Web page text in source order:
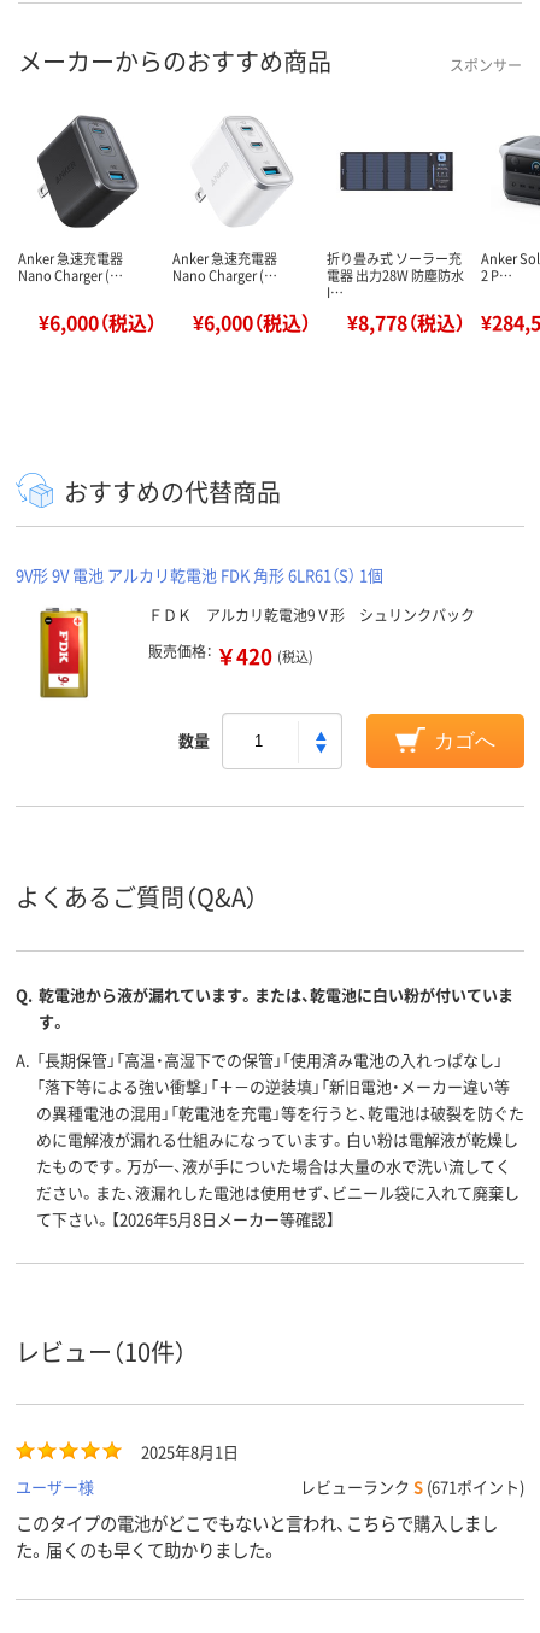
メーカーからのおすすめ商品 スポンサー
Anker 急速充電器
Nano Charger (…
¥6,000（税込）
Anker 急速充電器
Nano Charger (…
¥6,000（税込）
折り畳み式 ソーラー充
電器 出力28W 防塵防水
I…
¥8,778（税込）
Anker
2 P…
おすすめの代替商品
9V形 9V 電池 アルカリ乾電池 FDK 角形 6LR61（S） 1個
ＦＤＫ アルカリ乾電池9Ｖ形 シュリンクパック
販売価格： ￥420 (税込)
数量 カゴへ
よくあるご質問（Q&A）
Q. 乾電池から液が漏れています。または、乾電池に白い粉が付いていま
す。
A. 「長期保管」「高温・高湿下での保管」「使用済み電池の入れっぱなし」
「落下等による強い衝撃」「＋－の逆装填」「新旧電池・メーカー違い等
の異種電池の混用」「乾電池を充電」等を行うと、乾電池は破裂を防ぐた
めに電解液が漏れる仕組みになっています。白い粉は電解液が乾燥し
たものです。万が一、液が手についた場合は大量の水で洗い流してく
ださい。また、液漏れした電池は使用せず、ビニール袋に入れて廃棄し
て下さい。【2026年5月8日メーカー等確認】
レビュー（10件）
2025年8月1日
ユーザー様
レビューランク S (671ポイント)
このタイプの電池がどこでもないと言われ、こちらで購入しまし
た。届くのも早くて助かりました。